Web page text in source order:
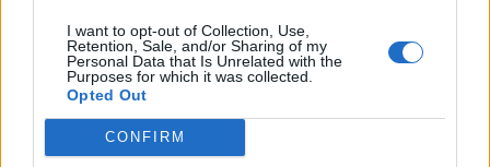
I want to opt-out of Collection, Use,
Retention, Sale, and/or Sharing of my
Personal Data that Is Unrelated with the
Purposes for which it was collected.
Opted Out
CONFIRM